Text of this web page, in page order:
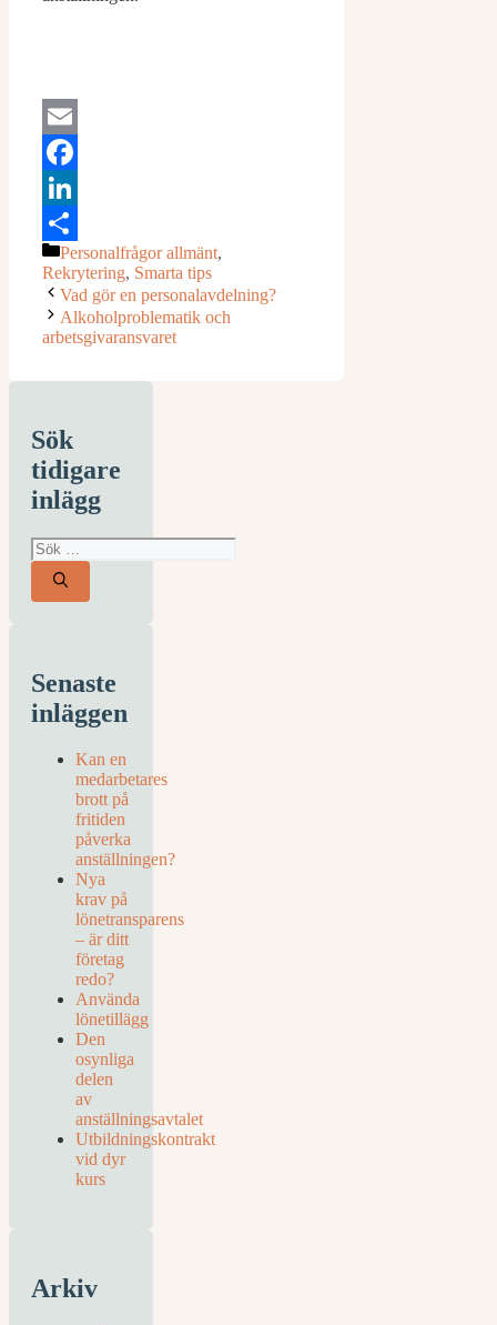
Email
Facebook
LinkedIn
DelaKategorier
Personalfrågor allmänt,
Rekrytering, Smarta tips
Vad gör en personalavdelning?
Alkoholproblematik och
arbetsgivaransvaret
Sök
tidigare
inlägg
Sök
efter:
Senaste
inläggen
Kan en
medarbetares
brott på
fritiden
påverka
anställningen?
Nya
krav på
lönetransparens
– är ditt
företag
redo?
Använda
lönetillägg
Den
osynliga
delen
av
anställningsavtalet
Utbildningskontrakt
vid dyr
kurs
Arkiv